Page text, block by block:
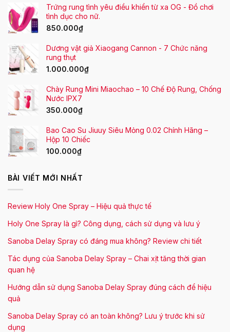
Trứng rung tình yêu điều khiển từ xa OG - Đồ chơi
tình dục cho nữ.
850.000₫
Dương vật giả Xiaogang Cannon - 7 Chức năng
rung thụt
1.000.000₫
Chày Rung Mini Miaochao – 10 Chế Độ Rung, Chống
Nước IPX7
350.000₫
Bao Cao Su Jiuuy Siêu Mỏng 0.02 Chính Hãng –
Hộp 10 Chiếc
100.000₫
BÀI VIẾT MỚI NHẤT
Review Holy One Spray – Hiệu quả thực tế
Holy One Spray là gì? Công dụng, cách sử dụng và lưu ý
Sanoba Delay Spray có đáng mua không? Review chi tiết
Tác dụng của Sanoba Delay Spray – Chai xịt tăng thời gian
quan hệ
Hướng dẫn sử dụng Sanoba Delay Spray đúng cách để hiệu
quả
Sanoba Delay Spray có an toàn không? Lưu ý trước khi sử
dụng